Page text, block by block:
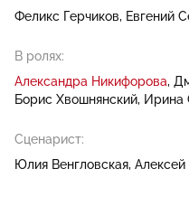
Феликс Герчиков
Евгений
В ролях:
Александра Никифорова
Борис Хвошнянский Ирина
Сценарист:
Юлия Венгловская